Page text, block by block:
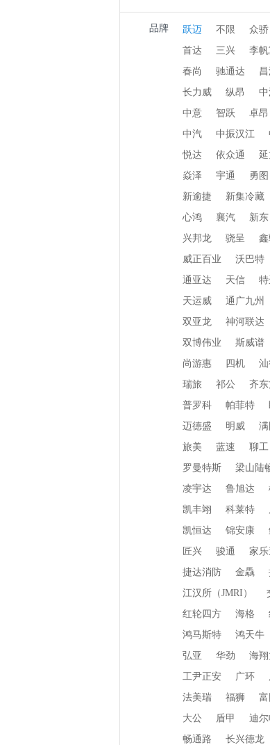
品牌 跃迈 不限 众骄
首达
三兴 李
春尚
驰通达
长力威
纵昂
中意
智跃 卓昂
中汽
中振汉江
悦达
依众通
焱泽
宇通 勇图
新逾捷
新集冷藏
心鸿
襄汽 新东
兴邦龙
骁呈
威正百业
沃巴特
通亚达
天信 特
天运威
通广九州
双亚龙
神河联达
双博伟业
斯威谱
尚游惠
四机
瑞旅
祁公 齐
普罗科
帕菲特
迈德盛
明威
旅美
蓝速 聊工
罗曼特斯
梁山陆
凌宇达
鲁旭达
凯丰翊
科莱特
凯恒达
锦安康
匠兴
骏通 家乐
捷达消防
金驫
江汉所（JMRI）
红轮四方
海格
鸿马斯特
鸿天牛
弘亚
华劲 海
工尹正安
广环
法美瑞
福狮 富
大公
盾甲 迪
畅通路
长兴德龙